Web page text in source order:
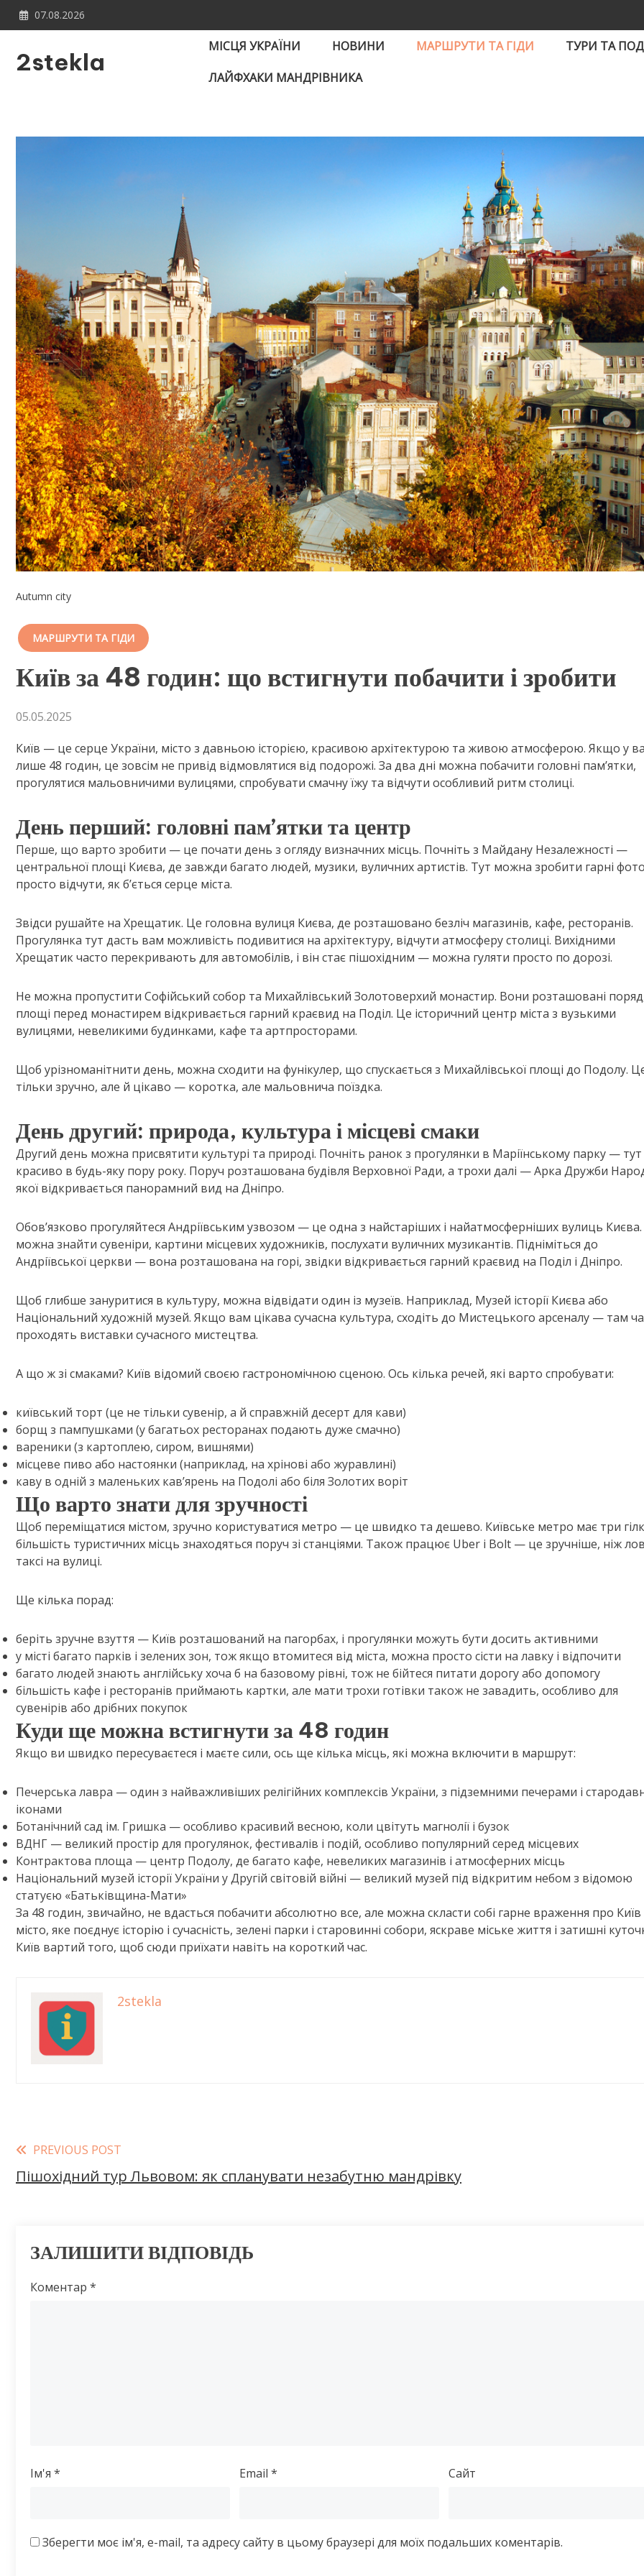
Skip
07.08.2026
2stekla
МІСЦЯ УКРАЇНИ НОВИНИ МАРШРУТИ ТА ГІДИ
ТУРИ ТА
ЛАЙФХАКИ МАНДРІВНИКА
Autumn city
МАРШРУТИ ТА ГІДИ
Київ за 48 годин: що встигнути побачити і зробити
05.05.2025
Київ — це серце України, місто з давньою історією, красивою архітектурою та живою атмосферою. Якщо у
лише 48 годин, це зовсім не привід відмовлятися від подорожі. За два дні можна побачити головні пам’ятки,
прогулятися мальовничими вулицями, спробувати смачну їжу та відчути особливий ритм столиці.
День перший: головні пам’ятки та центр
Перше, що варто зробити — це почати день з огляду визначних місць. Почніть з Майдану Незалежності —
центральної площі Києва, де завжди багато людей, музики, вуличних артистів. Тут можна зробити гарні
просто відчути, як б’ється серце міста.
Звідси рушайте на Хрещатик. Це головна вулиця Києва, де розташовано безліч магазинів, кафе, ресторанів.
Прогулянка тут дасть вам можливість подивитися на архітектуру, відчути атмосферу столиці. Вихідними
Хрещатик часто перекривають для автомобілів, і він стає пішохідним — можна гуляти просто по дорозі.
Не можна пропустити Софійський собор та Михайлівський Золотоверхий монастир. Вони розташовані
площі перед монастирем відкривається гарний краєвид на Поділ. Це історичний центр міста з вузькими
вулицями, невеликими будинками, кафе та артпросторами.
Щоб урізноманітнити день, можна сходити на фунікулер, що спускається з Михайлівської площі до Подолу.
тільки зручно, але й цікаво — коротка, але мальовнича поїздка.
День другий: природа, культура і місцеві смаки
Другий день можна присвятити культурі та природі. Почніть ранок з прогулянки в Маріїнському парку — тут
красиво в будь-яку пору року. Поруч розташована будівля Верховної Ради, а трохи далі — Арка Дружби
якої відкривається панорамний вид на Дніпро.
Обов’язково прогуляйтеся Андріївським узвозом — це одна з найстаріших і найатмосферніших вулиць
можна знайти сувеніри, картини місцевих художників, послухати вуличних музикантів. Підніміться до
Андріївської церкви — вона розташована на горі, звідки відкривається гарний краєвид на Поділ і Дніпро.
Щоб глибше зануритися в культуру, можна відвідати один із музеїв. Наприклад, Музей історії Києва або
Національний художній музей. Якщо вам цікава сучасна культура, сходіть до Мистецького арсеналу — там
проходять виставки сучасного мистецтва.
А що ж зі смаками? Київ відомий своєю гастрономічною сценою. Ось кілька речей, які варто спробувати:
київський торт (це не тільки сувенір, а й справжній десерт для кави)
борщ з пампушками (у багатьох ресторанах подають дуже смачно)
вареники (з картоплею, сиром, вишнями)
місцеве пиво або настоянки (наприклад, на хрінові або журавлині)
каву в одній з маленьких кав’ярень на Подолі або біля Золотих воріт
Що варто знати для зручності
Щоб переміщатися містом, зручно користуватися метро — це швидко та дешево. Київське метро має три
більшість туристичних місць знаходяться поруч зі станціями. Також працює Uber і Bolt — це зручніше, ніж
таксі на вулиці.
Ще кілька порад:
беріть зручне взуття — Київ розташований на пагорбах, і прогулянки можуть бути досить активними
у місті багато парків і зелених зон, тож якщо втомитеся від міста, можна просто сісти на лавку і відпочити
багато людей знають англійську хоча б на базовому рівні, тож не бійтеся питати дорогу або допомогу
більшість кафе і ресторанів приймають картки, але мати трохи готівки також не завадить, особливо для
сувенірів або дрібних покупок
Куди ще можна встигнути за 48 годин
Якщо ви швидко пересуваєтеся і маєте сили, ось ще кілька місць, які можна включити в маршрут:
Печерська лавра — один з найважливіших релігійних комплексів України, з підземними печерами і
іконами
Ботанічний сад ім. Гришка — особливо красивий весною, коли цвітуть магнолії і бузок
ВДНГ — великий простір для прогулянок, фестивалів і подій, особливо популярний серед місцевих
Контрактова площа — центр Подолу, де багато кафе, невеликих магазинів і атмосферних місць
Національний музей історії України у Другій світовій війні — великий музей під відкритим небом з відомою
статуєю «Батьківщина-Мати»
За 48 годин, звичайно, не вдасться побачити абсолютно все, але можна скласти собі гарне враження про
місто, яке поєднує історію і сучасність, зелені парки і старовинні собори, яскраве міське життя і затишні
Київ вартий того, щоб сюди приїхати навіть на короткий час.
2stekla
Read
more
PREVIOUS POST
Пішохідний тур Львовом: як спланувати незабутню мандрівку
ЗАЛИШИТИ ВІДПОВІДЬ
Коментар *
Ім'я * Email* Сайт
Зберегти моє ім'я, e-mail, та адресу сайту в цьому браузері для моїх подальших коментарів.